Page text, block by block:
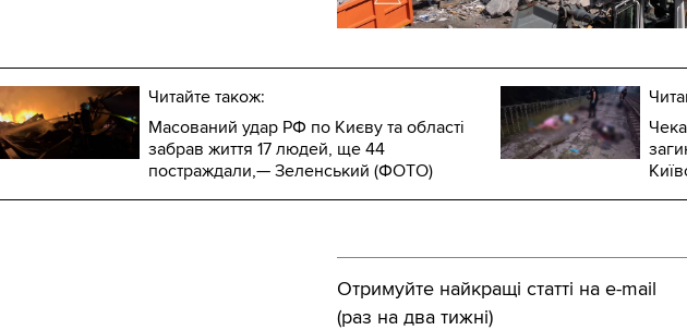
Читайте також:
Масований удар РФ по Києву та області
забрав життя 17 людей, ще 44
постраждали,— Зеленський (ФОТО)
Отримуйте найкращі статті на e-mail
(раз на два тижні)